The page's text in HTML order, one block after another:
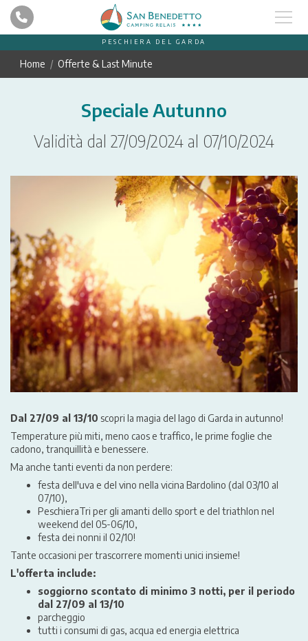
PESCHIERA DEL GARDA
Home Offerte & Last Minute
Speciale Autunno
Validità dal 27/09/2024 al 07/10/2024
Dal 27/09 al 13/10 scopri la magia del lago di Garda in autunno!
Temperature più miti, meno caos e traffico, le prime foglie che
cadono, tranquillità e benessere.
Ma anche tanti eventi da non perdere:
festa dell'uva e del vino nella vicina Bardolino (dal 03/10 al
07/10),
PeschieraTri per gli amanti dello sport e del triathlon nel
weekend del 05-06/10,
festa dei nonni il 02/10!
Tante occasioni per trascorrere momenti unici insieme!
L'offerta include:
soggiorno scontato di minimo 3 notti, per il periodo
dal 27/09 al 13/10
parcheggio
tutti i consumi di gas, acqua ed energia elettrica